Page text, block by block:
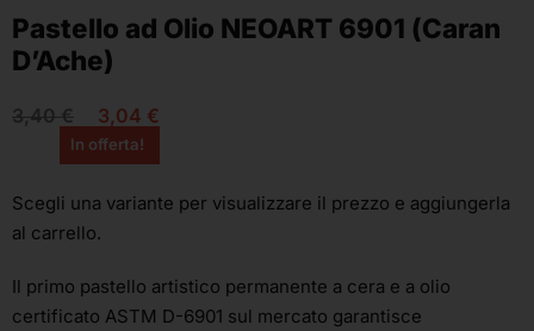
Pastello ad Olio NEOART 6901 (Caran
D’Ache)
3,40€ 3,04 €
In offerta!
Scegli una variante per visualizzare il prezzo e aggiungerla
al carrello.
Il primo pastello artistico permanente a cera e a olio
certificato ASTM D-6901 sul mercato garantisce